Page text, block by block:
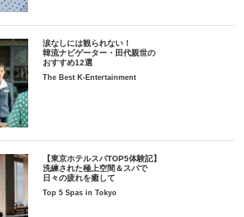
涙なしには観られない！
韓流ナビゲーター・田代親世の
おすすめ12選
The Best K-Entertainment
【東京ホテルスパTOP5体験記】
洗練された極上空間＆スパで
日々の疲れを癒して
Top 5 Spas in Tokyo